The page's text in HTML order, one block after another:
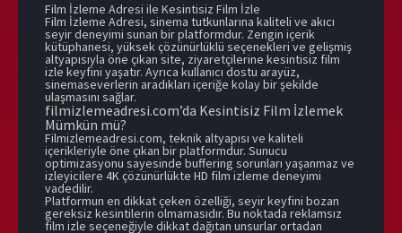
Film İzleme Adresi ile Kesintisiz Film İzle
Film İzleme Adresi, sinema tutkunlarına kaliteli ve akıcı
seyir deneyimi sunan bir platformdur. Zengin içerik
kütüphanesi, yüksek çözünürlüklü seçenekleri ve gelişmiş
altyapısıyla öne çıkan site, ziyaretçilerine kesintisiz film
izle keyfini yaşatır. Ayrıca kullanıcı dostu arayüz,
sinemaseverlerin aradıkları içeriğe kolay bir şekilde
ulaşmasını sağlar.
filmizlemeadresi.com’da Kesintisiz Film İzlemek
Mümkün mü?
Filmizlemeadresi.com, teknik altyapısı ve kaliteli
içerikleriyle öne çıkan bir platformdur. Sunucu
optimizasyonu sayesinde buffering sorunları yaşanmaz ve
izleyicilere 4K çözünürlükte HD film izleme deneyimi
vadedilir.
Platformun en dikkat çeken özelliği, seyir keyfini bozan
gereksiz kesintilerin olmamasıdır. Bu noktada reklamsız
film izle seçeneğiyle dikkat dağıtan unsurlar ortadan